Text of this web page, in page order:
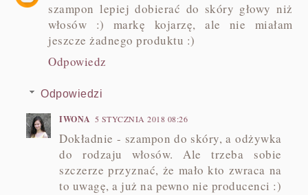
szampon lepiej dobierać do skóry głowy niż
włosów :) markę kojarzę, ale nie miałam
jeszcze żadnego produktu :)
Odpowiedz
Odpowiedzi
IWONA 5 STYCZNIA 2018 08:26
Dokładnie - szampon do skóry, a odżywka
do rodzaju włosów. Ale trzeba sobie
szczerze przyznać, że mało kto zwraca na
to uwagę, a już na pewno nie producenci :)